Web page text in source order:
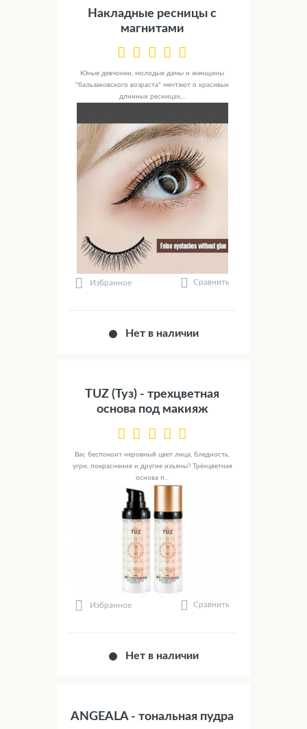
Накладные ресницы с
магнитами
Юные девчонки, молодые дамы и женщины
"бальзаковского возраста" мечтают о красивых
длинных ресницах,...
Избранное Сравнить
Нет в наличии
TUZ (Туз) - трехцветная
основа под макияж
Вас беспокоит неровный цвет лица, бледность,
угри, покраснения и другие изъяны? Трёхцветная
основа п...
Избранное Сравнить
Нет в наличии
ANGEALA - тональная пудра